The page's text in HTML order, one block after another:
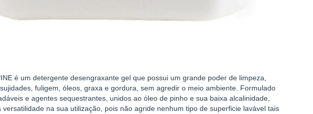
é um detergente desengraxante gel que possui um grande poder de limpeza,
fuligem, óleos, graxa e gordura, sem agredir o meio ambiente. Formulado
e agentes sequestrantes, unidos ao óleo de pinho e sua baixa alcalinidade,
na sua utilização, pois não agride nenhum tipo de superficie lavável tais